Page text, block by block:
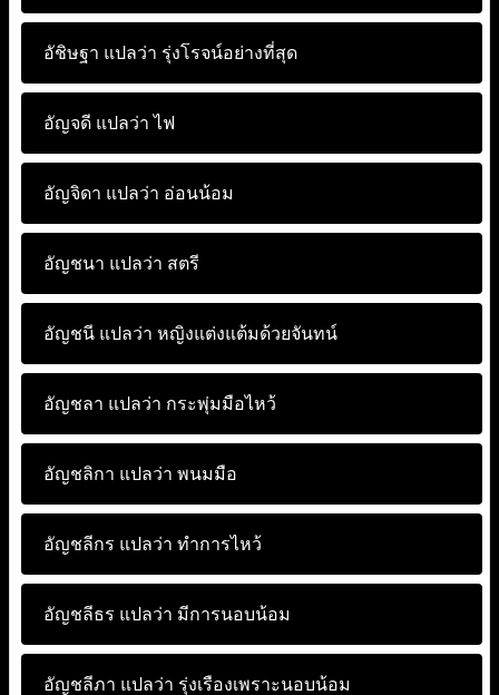
อัชิษฐา แปลว่า รุ่งโรจน์อย่างที่สุด
อัญจดี แปลว่า ไฟ
อัญจิดา แปลว่า อ่อนน้อม
อัญชนา แปลว่า สตรี
อัญชนี แปลว่า หญิงแต่งแต้มด้วยจันทน์
อัญชลา แปลว่า กระพุ่มมือไหว้
อัญชลิกา แปลว่า พนมมือ
อัญชลีกร แปลว่า ทำการไหว้
อัญชลีธร แปลว่า มีการนอบน้อม
อัญชลีภา แปลว่า รุ่งเรืองเพราะนอบน้อม